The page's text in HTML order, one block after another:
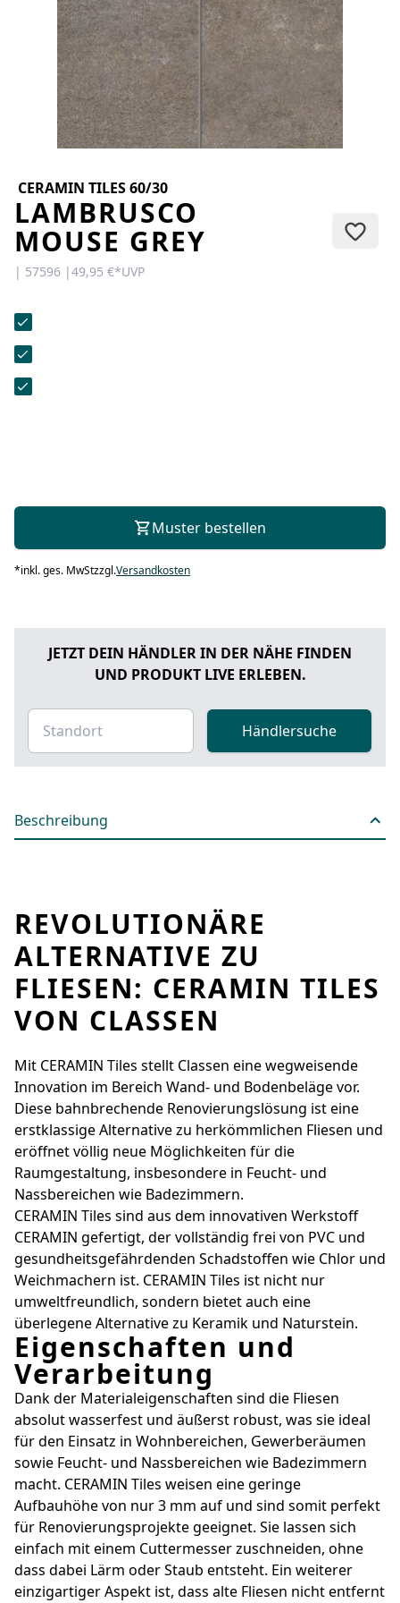
KONTAKT
Sie haben Fragen oder wünschen
eine persönliche Beratung?
Unser Team ist für Sie da –
schnell, freundlich und
kompetent. Schreiben Sie uns,
unser Kontaktformular.
CERAMIN TILES 60/30
LAMBRUSCO
MOUSE GREY
| 57596 |49,95 €*UVP
Muster bestellen
*inkl. ges. MwStzzgl.Versandkosten
JETZT DEIN HÄNDLER IN DER NÄHE FINDEN
UND PRODUKT LIVE ERLEBEN.
Händlersuche
Beschreibung
REVOLUTIONÄRE
ALTERNATIVE ZU
FLIESEN: CERAMIN TILES
VON CLASSEN
Mit CERAMIN Tiles stellt Classen eine wegweisende
Innovation im Bereich Wand- und Bodenbeläge vor.
Diese bahnbrechende Renovierungslösung ist eine
erstklassige Alternative zu herkömmlichen Fliesen und
eröffnet völlig neue Möglichkeiten für die
Raumgestaltung, insbesondere in Feucht- und
Nassbereichen wie Badezimmern.
CERAMIN Tiles sind aus dem innovativen Werkstoff
CERAMIN gefertigt, der vollständig frei von PVC und
gesundheitsgefährdenden Schadstoffen wie Chlor und
Weichmachern ist. CERAMIN Tiles ist nicht nur
umweltfreundlich, sondern bietet auch eine
überlegene Alternative zu Keramik und Naturstein.
Eigenschaften und
Verarbeitung
Dank der Materialeigenschaften sind die Fliesen
absolut wasserfest und äußerst robust, was sie ideal
für den Einsatz in Wohnbereichen, Gewerberäumen
sowie Feucht- und Nassbereichen wie Badezimmern
macht. CERAMIN Tiles weisen eine geringe
Aufbauhöhe von nur 3 mm auf und sind somit perfekt
für Renovierungsprojekte geeignet. Sie lassen sich
einfach mit einem Cuttermesser zuschneiden, ohne
dass dabei Lärm oder Staub entsteht. Ein weiterer
einzigartiger Aspekt ist, dass alte Fliesen nicht entfernt